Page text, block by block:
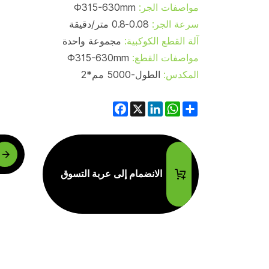
مواصفات الجر:
سرعة الجر:
آلة القطع الكوكبية: مجموعة واحدة
مواصفات القطع:
المكدس: الطول-5000 مم*2
Facebook X
LinkedIn
WhatsAppShare
الانضمام إلى عربة التسوق